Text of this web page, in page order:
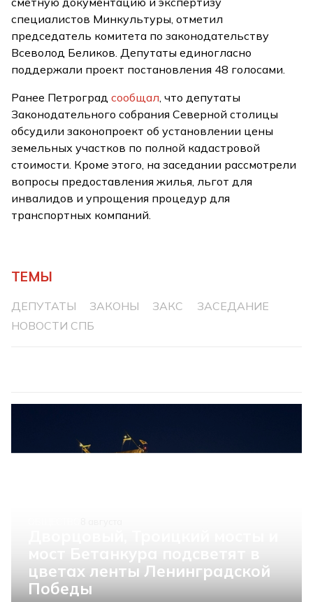
специалистов Минкультуры, отметил
председатель комитета по законодательству
Всеволод Беликов. Депутаты единогласно
поддержали проект постановления 48 голосами.
Ранее Петроградсообщал , что депутаты
Законодательного собрания Северной столицы
обсудили законопроект об установлении цены
земельных участков по полной кадастровой
стоимости. Кроме этого, на заседании рассмотрели
вопросы предоставления жилья, льгот для
инвалидов и упрощения процедур для
транспортных компаний.
ТЕМЫ
ДЕПУТАТЫ ЗАКОНЫ ЗАКС
ЗАСЕДАНИЕ
НОВОСТИ СПБ
цветах ленты Ленинградской
Победы